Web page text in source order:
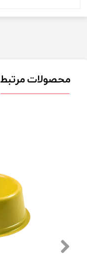
محصولات مرتبط